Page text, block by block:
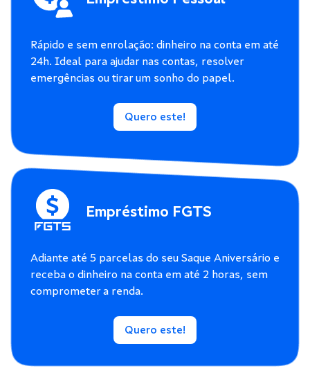
Rápido e sem enrolação: dinheiro na conta em até
24h. Ideal para ajudar nas contas, resolver
emergências ou tirar um sonho do papel.
Quero este!
Empréstimo FGTS
Adiante até 5 parcelas do seu Saque Aniversário e
receba o dinheiro na conta em até 2 horas, sem
comprometer a renda.
Quero este!